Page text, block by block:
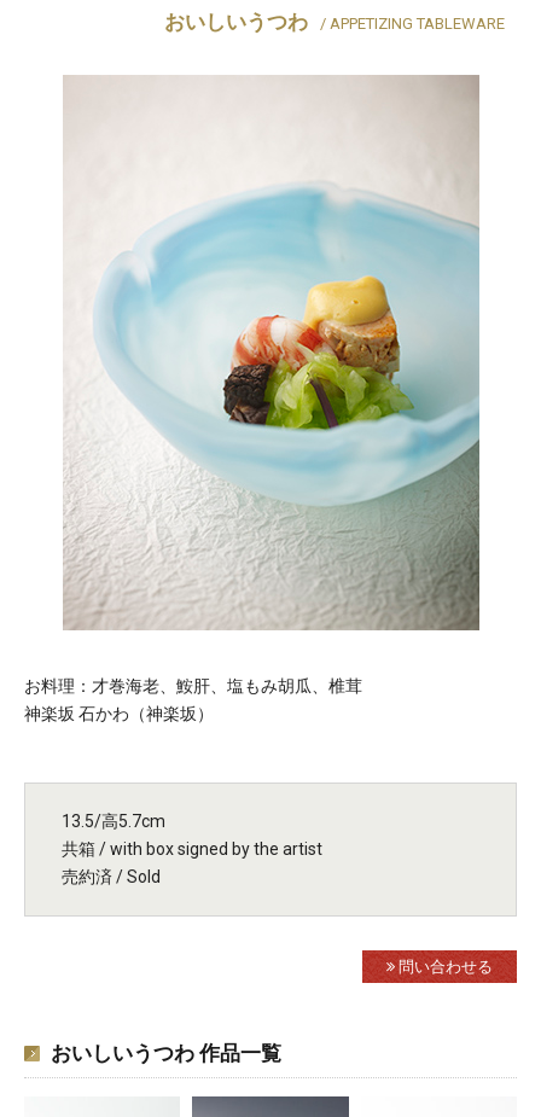
おいしいうつわ / APPETIZING TABLEWARE
お料理：才巻海老、鮟肝、塩もみ胡瓜、椎茸
神楽坂 石かわ（神楽坂）
13.5/高5.7cm
共箱 / with box signed by the artist
売約済 / Sold
問い合わせる
おいしいうつわ 作品一覧